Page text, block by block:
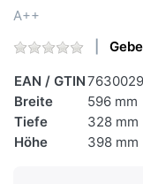
A++
EAN / GTIN
Breite
596 mm
Tiefe
328 mm
Höhe
398 mm